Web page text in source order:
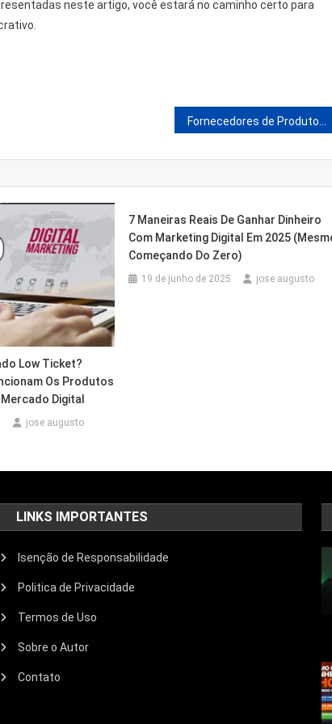
neste artigo, você estará no caminho certo para
Low Ticket?
Os Produtos
Digital
jose augusto
7 Maneiras Reais De Ganhar Dinheiro
Com Marketing Digital Em 2025
Começando Do Zero)
19 de junho de 2025 jose augusto
LINKS IMPORTANTES
Isenção de Responsabilidade
Politica de Privacidade
Termos de Uso
Sobre o Autor
Contato